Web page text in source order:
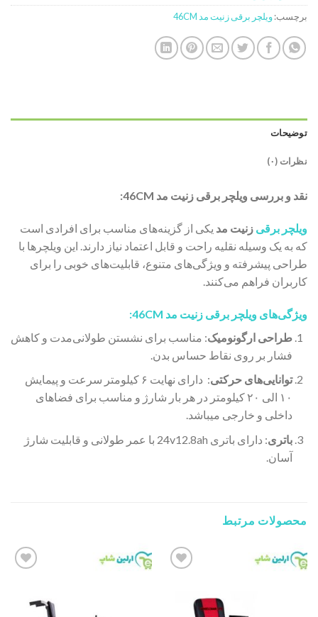
برچسب:ویلچر برقی زنیت مد 46CM
توضیحات
نظرات (۰)
نقد و بررسی ویلچر برقی زنیت مد 46CM:
ویلچر برقی زنیت مد یکی از گزینه‌های مناسب برای افرادی است
که به یک وسیله نقلیه راحت و قابل اعتماد نیاز دارند. این ویلچرها با
طراحی پیشرفته و ویژگی‌های متنوع، قابلیت‌های خوبی را برای
کاربران فراهم می‌کنند.
ویژگی‌های ویلچر برقی زنیت مد 46CM:
طراحی ارگونومیک: مناسب برای نشستن طولانی‌مدت و کاهش
فشار بر روی نقاط حساس بدن.
توانایی‌های حرکتی
: دارای نهایت ۶ کیلومتر سرعت و پیمایش
۱۰ الی ۲۰ کیلومتر در هر بار شارژ و مناسب برای فضاهای
داخلی و خارجی میباشد.
باتری
: دارای باتری‌ 24v12.8ah با عمر طولانی و قابلیت شارژ
آسان.
محصولات مرتبط
Add to